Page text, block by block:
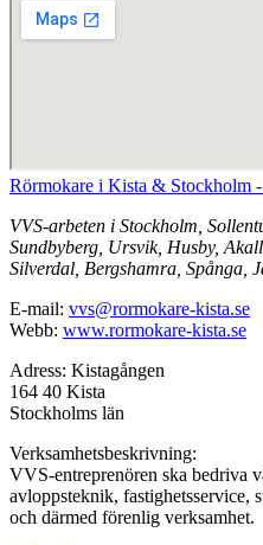
Rörmokare i Kista & Stockholm
VVS-arbeten i Stockholm,
Sundbyberg, Ursvik, Husby,
Silverdal, Bergshamra, Spånga,
E-mail: vvs@rormokare-kista.se
Webb: www.rormokare-kista.se
Adress: Kistagången
164 40 Kista
Stockholms län
Verksamhetsbeskrivning:
VVS-entreprenören ska bedriva
avloppsteknik, fastighetsservice,
och därmed förenlig verksamhet.